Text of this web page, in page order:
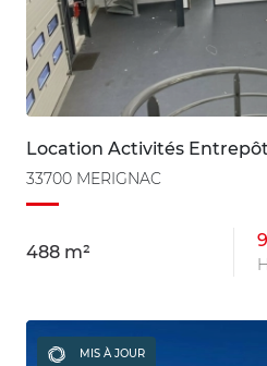
Location Activités
33700 MERIGNAC
488 m²
MIS À JOUR